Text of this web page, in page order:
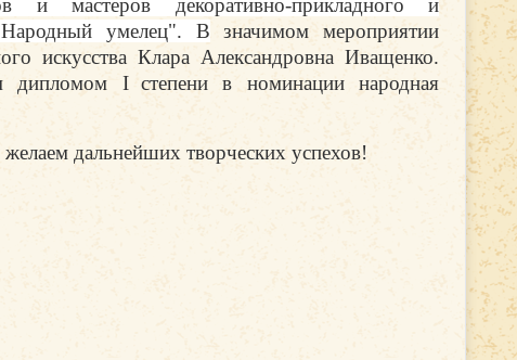
и мастеров декоративно-прикладного и
"Народный умелец". В значимом мероприятии
искусства Клара Александровна Иващенко.
дипломом I степени в номинации народная
дальнейших творческих успехов!